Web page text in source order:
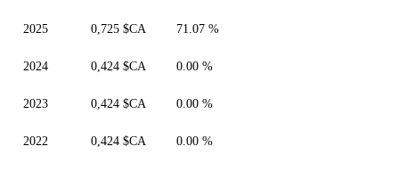
2025 0,725 $CA 71.07 %
2024 0,424 $CA 0.00 %
2023 0,424 $CA 0.00 %
2022 0,424 $CA 0.00 %